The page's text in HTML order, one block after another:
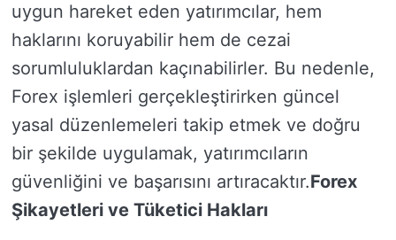
uygun hareket eden yatırımcılar, hem
haklarını koruyabilir hem de cezai
sorumluluklardan kaçınabilirler. Bu nedenle,
Forex işlemleri gerçekleştirirken güncel
yasal düzenlemeleri takip etmek ve doğru
bir şekilde uygulamak, yatırımcıların
güvenliğini ve başarısını artıracaktır.Forex
Şikayetleri ve Tüketici Hakları